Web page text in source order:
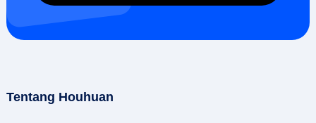
Tentang Houhuan